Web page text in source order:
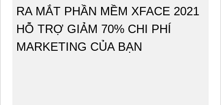
RA MẮT PHẦN MỀM XFACE 2021
HỖ TRỢ GIẢM 70% CHI PHÍ
MARKETING CỦA BẠN